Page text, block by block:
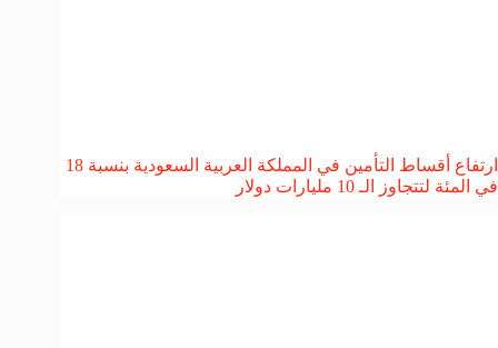
ارتفاع أقساط التأمين في المملكة العربية السعودية بنسبة 18
في المئة لتتجاوز الـ 10 مليارات دولار